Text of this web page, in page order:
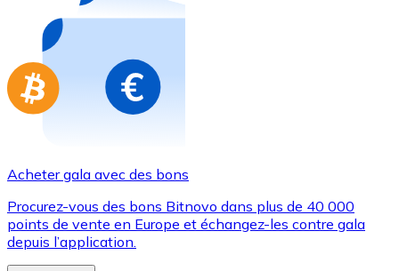
Achetez des cartes-cadeaux de vos marques
Aller à la boutique de cartes-cadeaux
Acheter gala avec des bons
Procurez-vous des bons Bitnovo dans plus de 40 000
points de vente en Europe et échangez-les contre gala
depuis l’application.